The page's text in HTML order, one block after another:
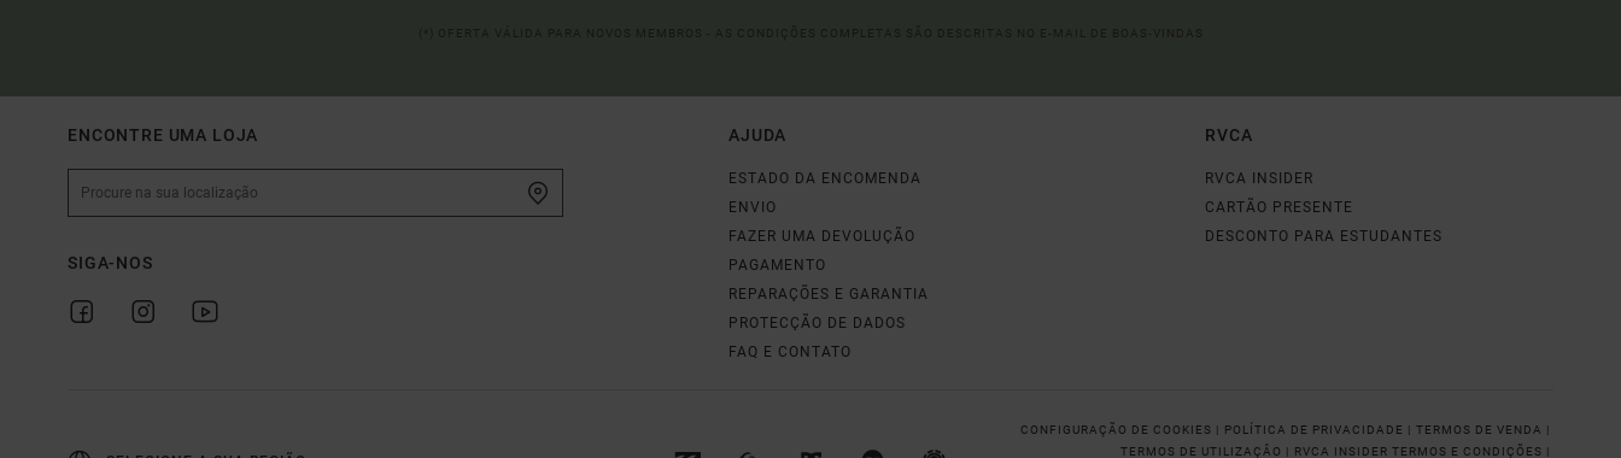
ENCONTRE UMA LOJA
SIGA-NOS
AJUDA
ESTADO DA ENCOMENDA
ENVIO
FAZER UMA DEVOLUÇÃO
PAGAMENTO
REPARAÇÕES E GARANTIA
PROTECÇÃO DE DADOS
FAQ E CONTATO
RVCA
RVCA INSIDER
CARTÃO PRESENTE
DESCONTO PARA ESTUDANTES
CONFIGURAÇÃO DE COOKIES | POLÍTICA DE PRIVACIDADE | TERMOS DE VENDA |
TERMOS DE UTILIZAÇÂO | RVCA INSIDER TERMOS E CONDIÇÕES |